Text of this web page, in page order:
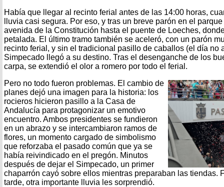
Había que llegar al recinto ferial antes de las 14:00 horas,
lluvia casi segura. Por eso, y tras un breve parón en el
avenida de la Constitución hasta el puente de Loeches,
petalada. El último tramo también se aceleró, con un parón
recinto ferial, y sin el tradicional pasillo de caballos (el día no
Simpecado llegó a su destino. Tras el desenganche de los
carpa, se extendió el olor a romero por todo el ferial.
Pero no todo fueron problemas. El cambio de
planes dejó una imagen para la historia: los
rocieros hicieron pasillo a la Casa de
Andalucía para protagonizar un emotivo
encuentro. Ambos presidentes se fundieron
en un abrazo y se intercambiaron ramos de
flores, un momento cargado de simbolismo
que reforzaba el pasado común que ya se
había reivindicado en el pregón. Minutos
después de dejar el Simpecado, un primer
chaparrón cayó sobre ellos mientras preparaban las tiendas.
tarde, otra importante lluvia les sorprendió.